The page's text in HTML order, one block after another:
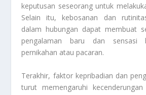
keputusan seseorang untuk
Selain itu, kebosanan dan
dalam hubungan dapat membuat
pengalaman baru dan sensasi
pernikahan atau pacaran.
Terakhir, faktor kepribadian dan
turut memengaruhi